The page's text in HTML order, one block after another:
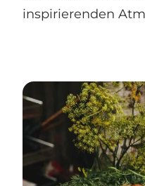
inspirierenden